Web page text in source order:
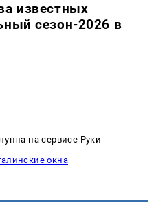
известных
сезон-2026 в
на сервисе Руки
окна